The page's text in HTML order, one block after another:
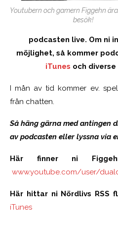
Youtubern och gamern Figgehn
besök!
podcasten live. Om ni
möjlighet, så kommer
iTunes och
I mån av tid kommer ev.
från chatten.
Så häng gärna med antingen
av podcasten eller lyssna via
Här finner ni
www.youtube.com/user/
Här hittar ni Nördlivs RSS
iTunes